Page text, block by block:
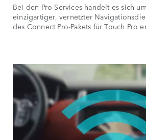
Bei den Pro Services handelt es sich
einzigartiger, vernetzter
des Connect Pro-Pakets für Touch Pro